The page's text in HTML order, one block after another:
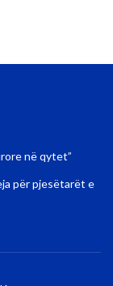
në qytet”
për pjesëtarët e